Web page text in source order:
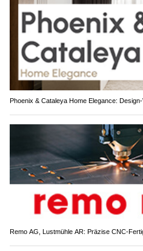
Phoenix & Cataleya Home Elegance:
Remo AG, Lustmühle AR: Präzise CNC-